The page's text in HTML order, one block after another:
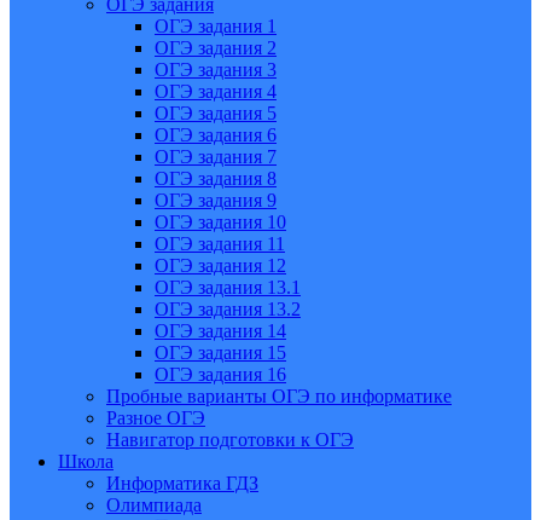
ОГЭ задания
ОГЭ задания 1
ОГЭ задания 2
ОГЭ задания 3
ОГЭ задания 4
ОГЭ задания 5
ОГЭ задания 6
ОГЭ задания 7
ОГЭ задания 8
ОГЭ задания 9
ОГЭ задания 10
ОГЭ задания 11
ОГЭ задания 12
ОГЭ задания 13.1
ОГЭ задания 13.2
ОГЭ задания 14
ОГЭ задания 15
ОГЭ задания 16
Пробные варианты ОГЭ по информатике
Разное ОГЭ
Навигатор подготовки к ОГЭ
Школа
Информатика ГДЗ
Олимпиада